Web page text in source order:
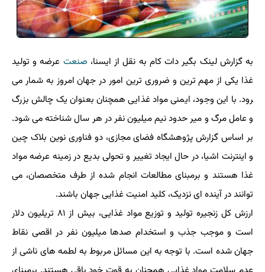
به گزارش لینک بگیر دات کام به نقل از ایسنا، صنعت عرضه و تولید
غذا یکی از مهم ترین و ضروری ترین امور در جهان امروز به شمار می
‍رود. با این وجود، ایمنی مواد غذایی همچنان بعنوان یک چالش بزرگ
و عامل مرگ و میر حدود نیم میلیون نفر در هر سال شناخته می شود.
بر اساس گزارش پژوهشگاه فضای مجازی، دو فناوری نوین بلاک چین
و اینترنت اشیا، در حال ایجاد تغییر و تحولی بدیع در زمینه عرضه مواد
غذا هستند و برمبنای مطالعات انجام شده از طرف متخصصان، می
توانند در آینده ای نزدیک، کلید امنیت غذایی جهان باشند.
ارزش کل زنجیره تولید و توزیع مواد غذایی، بیش از ۸۱ تریلیون دلار
است و موجب جذب و استخدام صدها میلیون نفر در اقصی نقاط
جهان شده است. با توجه به این مسائل مربوط به لطمه های ناشی از